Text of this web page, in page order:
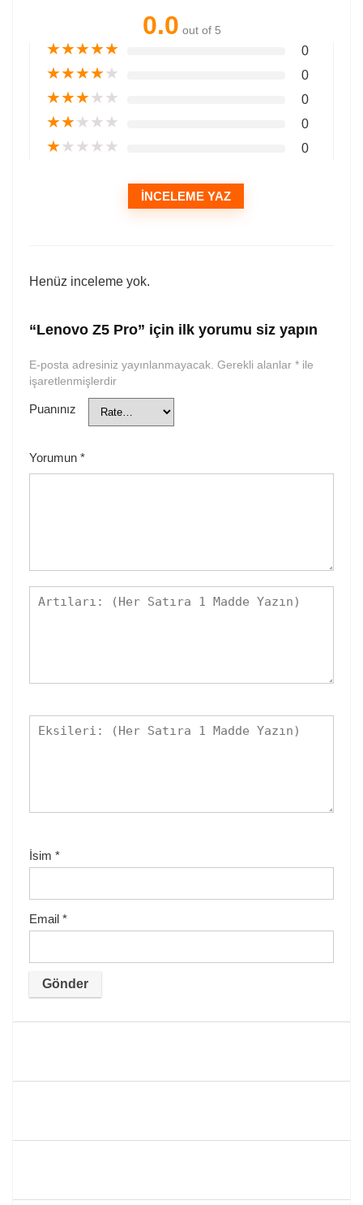
0.0 out of 5
★★★★★ 0
★★★★★ 0
★★★★★ 0
★★★★★ 0
★★★★★ 0
İNCELEME YAZ
Henüz inceleme yok.
“Lenovo Z5 Pro” için ilk yorumu siz yapın
E-posta adresiniz yayınlanmayacak. Gerekli alanlar * ile
işaretlenmişlerdir
Puanınız
Yorumun *
İsim *
Email *